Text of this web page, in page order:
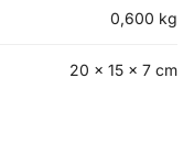
0,600 kg
20 × 15 × 7 cm